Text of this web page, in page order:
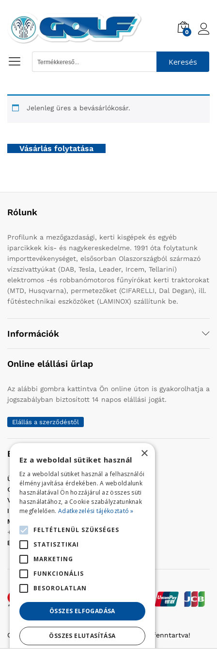
0
Keresés
Jelenleg üres a bevásárlókosár.
Vásárlás folytatása
Rólunk
Profilunk a mezőgazdasági, kerti kisgépek és egyéb
iparcikkek kis- és nagykereskedelme. 1991 óta folytatunk
importtevékenységet, elsősorban Olaszországból származó
vízszivattyúkat (DAB, Tesla, Leader, Ircem, Tellarini)
elektromos -és robbanómotoros fűnyírókat kerti traktorokat
(MTD, Husqvarna), permetezőket (CIFARELLI, Dal Degan), ill.
fűtéstechnikai eszközöket (LAMINOX) szállítunk be.
Információk
Online elállási űrlap
Az alábbi gombra kattintva Ön online úton is gyakorolhatja a
jogszabályban biztosított 14 napos elállási jogát.
Elállás a szerződéstől
Elérhetőség
Üzletünk címe:Szolnok, Vércse út 17.
Golf Center Áruház:06 (56) 423-324
VÁR-Kert Áruház: 06 (56) 429-771
Iroda:06 (56) 421-857
Megrendelés, termék információ:
+36 (70) 938-3356
E-mail:
golfaruhaz@gmail.com
Copyright © 2022 Golfker Kft. - Minden jog fenntartva!
×
Ez a weboldal sütiket használ
Ez a weboldal sütiket használ a felhasználói
élmény javítása érdekében. A weboldalunk
használatával Ön hozzájárul az összes süti
használatához, a Cookie szabályzatunknak
megfelelően. Adatkezelési tájékoztató »
FELTÉTLENÜL SZÜKSÉGES
STATISZTIKAI
MARKETING
FUNKCIONÁLIS
BESOROLATLAN
ÖSSZES ELFOGADÁSA
ÖSSZES ELUTASÍTÁSA